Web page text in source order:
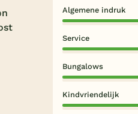
Vakantieparken
Subtropisch zwembad
Overdekt zwembad
Indoor speeltuin
Algemene indruk
Service
Bungalows
Kindvriendelijk